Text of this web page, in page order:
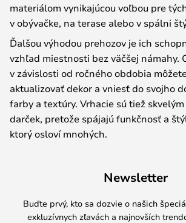
materiálom vynikajúcou voľbou pre
v obývačke, na terase alebo v spálni
Ďalšou výhodou prehozov je ich
vzhľad miestnosti bez väčšej námahy.
v závislosti od ročného obdobia
aktualizovať dekor a vniesť do svojho
farby a textúry. Vrhacie sú tiež
darček, pretože spájajú funkčnosť a
ktorý osloví mnohých.
Newsletter
Buďte prvý, kto sa dozvie o našich
exkluzívnych zľavách a najnovších